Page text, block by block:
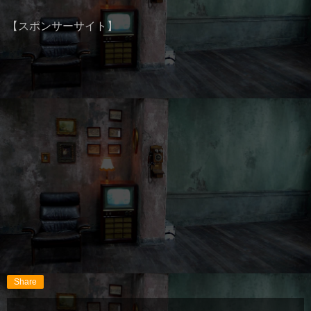
【スポンサーサイト】
Share